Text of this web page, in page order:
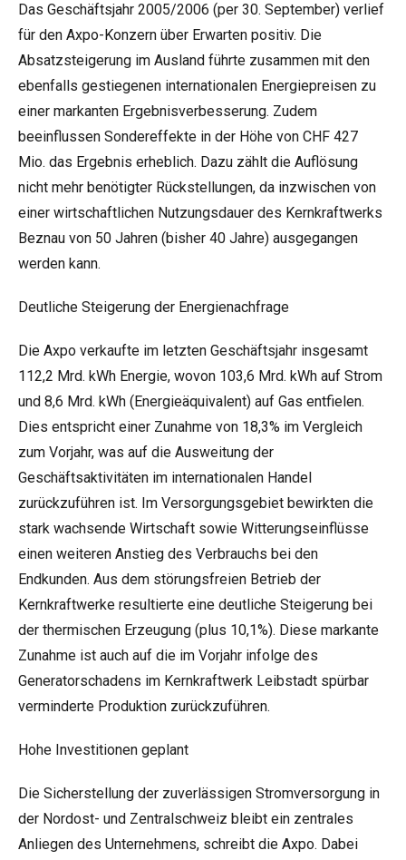
Das Geschäftsjahr 2005/2006 (per 30. September) verlief
für den Axpo-Konzern über Erwarten positiv. Die
Absatzsteigerung im Ausland führte zusammen mit den
ebenfalls gestiegenen internationalen Energiepreisen zu
einer markanten Ergebnisverbesserung. Zudem
beeinflussen Sondereffekte in der Höhe von CHF 427
Mio. das Ergebnis erheblich. Dazu zählt die Auflösung
nicht mehr benötigter Rückstellungen, da inzwischen von
einer wirtschaftlichen Nutzungsdauer des Kernkraftwerks
Beznau von 50 Jahren (bisher 40 Jahre) ausgegangen
werden kann.
Deutliche Steigerung der Energienachfrage
Die Axpo verkaufte im letzten Geschäftsjahr insgesamt
112,2 Mrd. kWh Energie, wovon 103,6 Mrd. kWh auf Strom
und 8,6 Mrd. kWh (Energieäquivalent) auf Gas entfielen.
Dies entspricht einer Zunahme von 18,3% im Vergleich
zum Vorjahr, was auf die Ausweitung der
Geschäftsaktivitäten im internationalen Handel
zurückzuführen ist. Im Versorgungsgebiet bewirkten die
stark wachsende Wirtschaft sowie Witterungseinflüsse
einen weiteren Anstieg des Verbrauchs bei den
Endkunden. Aus dem störungsfreien Betrieb der
Kernkraftwerke resultierte eine deutliche Steigerung bei
der thermischen Erzeugung (plus 10,1%). Diese markante
Zunahme ist auch auf die im Vorjahr infolge des
Generatorschadens im Kernkraftwerk Leibstadt spürbar
verminderte Produktion zurückzuführen.
Hohe Investitionen geplant
Die Sicherstellung der zuverlässigen Stromversorgung in
der Nordost- und Zentralschweiz bleibt ein zentrales
Anliegen des Unternehmens, schreibt die Axpo. Dabei